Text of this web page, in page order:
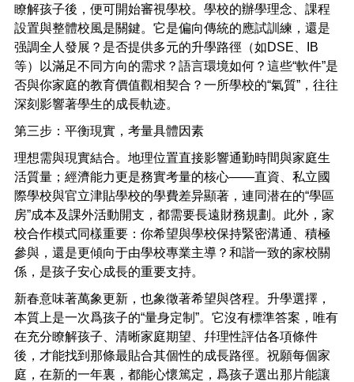
瞭解孩子後，便可開始審視學校。學校的辦學理念、課程
設置與整體校風是關鍵。它是偏向傳統的應試訓練，還是
强調全人發展？是否提供多元的升學路徑（如DSE
IB
等）以滿足不同方向的需求？語言環境如何？這些“軟件”是
否與你家庭的教育價值觀相契合？一所學校的“氣質”，往往
深刻影響著學生的成長軌迹。
第三步：平衡現實，考量具體因素
理想需與現實結合。地理位置直接影響通勤時間與家庭生
活質量；經濟能力更是務實考量的核心——直資、私立國
際學校與官立津貼學校的學費差异顯著，連同潜在的“學區
房”成本及課外活動開支，都需要長遠財務規劃。此外，家
校合作模式同樣重要：你希望與學校保持緊密溝通、積極
參與，還是更傾向于由學校專業主導？和諧一致的家校關
係，是孩子安心成長的重要支持。
新春意味著萬象更新，也象徵著希望與啓程。升學選擇，
本質上是一次爲孩子的“量身定制”。它沒有標準答案，唯有
在充分瞭解孩子、清晰家庭期望、幷理性評估各項條件
後，才能找到那條最貼合其個性的成長路徑。祝願每個家
庭，在新的一年裏，都能心懷篤定，爲孩子選出那片能讓